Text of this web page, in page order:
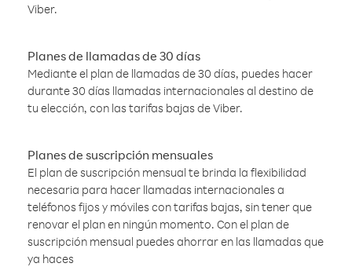
Viber.
Planes de llamadas de 30 días
Mediante el plan de llamadas de 30 días, puedes hacer
durante 30 días llamadas internacionales al destino de
tu elección, con las tarifas bajas de Viber.
Planes de suscripción mensuales
El plan de suscripción mensual te brinda la flexibilidad
necesaria para hacer llamadas internacionales a
teléfonos fijos y móviles con tarifas bajas, sin tener que
renovar el plan en ningún momento. Con el plan de
suscripción mensual puedes ahorrar en las llamadas que
ya haces